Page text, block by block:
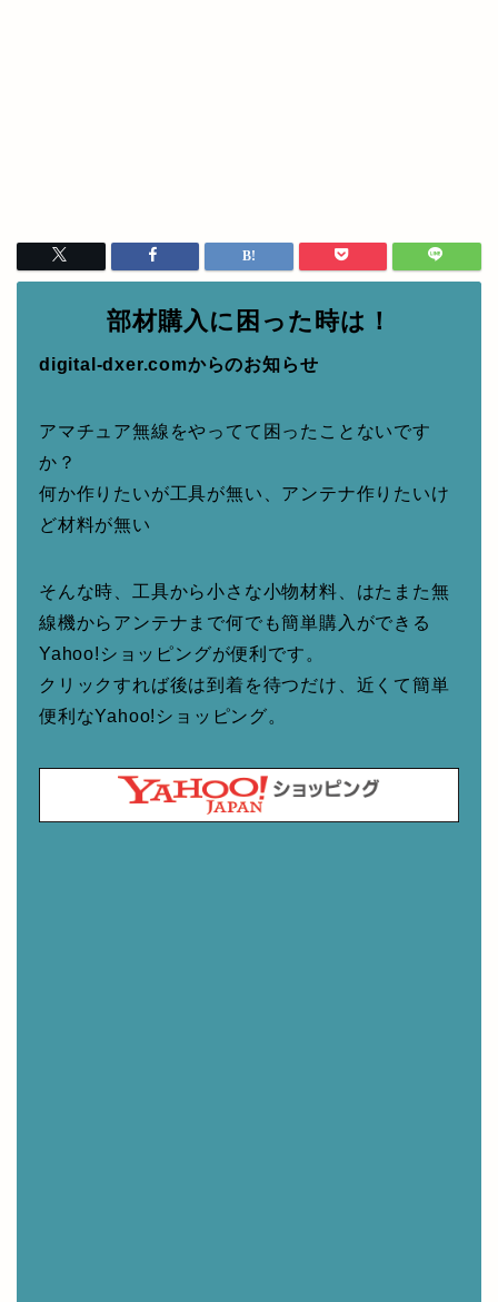
部材購入に困った時は！
digital-dxer.comからのお知らせ
アマチュア無線をやってて困ったことないです
か？
何か作りたいが工具が無い、アンテナ作りたいけ
ど材料が無い
そんな時、工具から小さな小物材料、はたまた無
線機からアンテナまで何でも簡単購入ができる
Yahoo!ショッピングが便利です。
クリックすれば後は到着を待つだけ、近くて簡単
便利なYahoo!ショッピング。